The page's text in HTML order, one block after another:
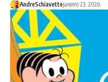
AndreSchiavettejaneiro 23, 2026